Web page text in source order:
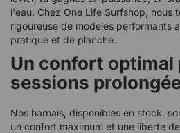
l'eau. Chez One Life Surfshop, nous
rigoureuse de modèles performants
pratique et de planche.
Un confort optimal
sessions
Nos harnais, disponibles en stock,
un confort maximum et une liberté